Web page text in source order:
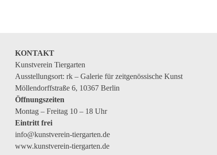
Vermittlung
aktuelle Projekte
Anfrage
Archiv
Archivübersicht
Ausstellungen
KONTAKT
Kunstverein Tiergarten
Ausstellungsort: rk – Galerie für zeitgenössische Kunst
Möllendorffstraße 6, 10367 Berlin
Öffnungszeiten
Montag – Freitag 10 – 18 Uhr
Eintritt frei
info@kunstverein-tiergarten.de
www.kunstverein-tiergarten.de